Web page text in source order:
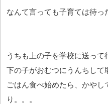
なんて言っても子育ては待っ
うちも上の子を学校に送って
下の子がおむつにうんちして
ごはん食べ始めたら、かや
り。。。